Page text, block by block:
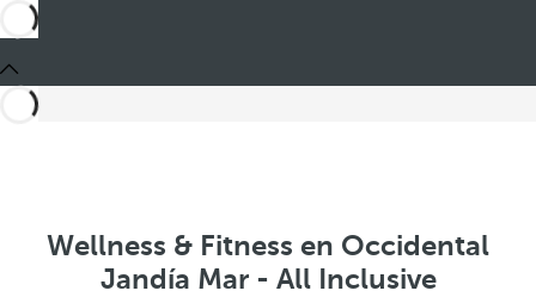
Wellness & Fitness en Occidental
Jandía Mar - All Inclusive